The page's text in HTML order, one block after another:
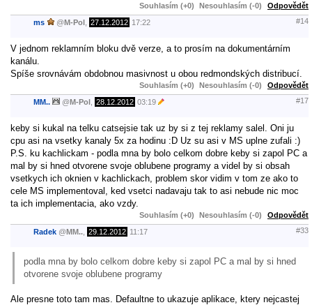
Souhlasím (+0) Nesouhlasím (-0) Odpovědět
ms @ M-Pol 27.12.2012 17:22 #14
V jednom reklamním bloku dvě verze, a to prosím na dokumentárním
kanálu.
Spíše srovnávám obdobnou masivnost u obou redmondských distribucí.
Souhlasím (+0) Nesouhlasím (-0) Odpovědět
MM.. @ M-Pol 28.12.2012 03:19 #17
keby si kukal na telku catsejsie tak uz by si z tej reklamy salel. Oni ju
cpu asi na vsetky kanaly 5x za hodinu :D Uz su asi v MS uplne zufali :)
P.S. ku kachlickam - podla mna by bolo celkom dobre keby si zapol PC a
mal by si hned otvorene svoje oblubene programy a videl by si obsah
vsetkych ich oknien v kachlickach, problem skor vidim v tom ze ako to
cele MS implementoval, ked vsetci nadavaju tak to asi nebude nic moc
ta ich implementacia, ako vzdy.
Souhlasím (+0) Nesouhlasím (-0) Odpovědět
Radek @ MM.. 29.12.2012 11:17 #33
podla mna by bolo celkom dobre keby si zapol PC a mal by si hned
otvorene svoje oblubene programy
Ale presne toto tam mas. Defaultne to ukazuje aplikace, ktery nejcastej